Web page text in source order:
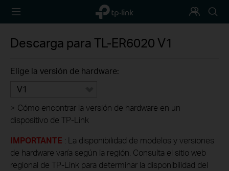
TP-Link,
Reliably
Programa
de
Descarga para TL-ER6020 V1
Elige la versión de hardware:
V1
> Cómo encontrar la versión de hardware en un
dispositivo de TP-Link
IMPORTANTE : La disponibilidad de modelos y versiones
de hardware varía según la región. Consulta el sitio web
regional de TP-Link para determinar la disponibilidad del